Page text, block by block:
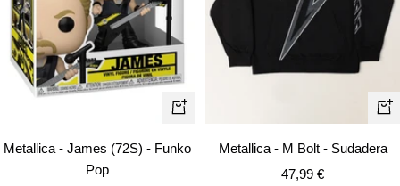
+
Añadir
Metallica - James (72S) - Funko
Pop
Metallica - M Bolt - Sudadera
Precio
47,99 €